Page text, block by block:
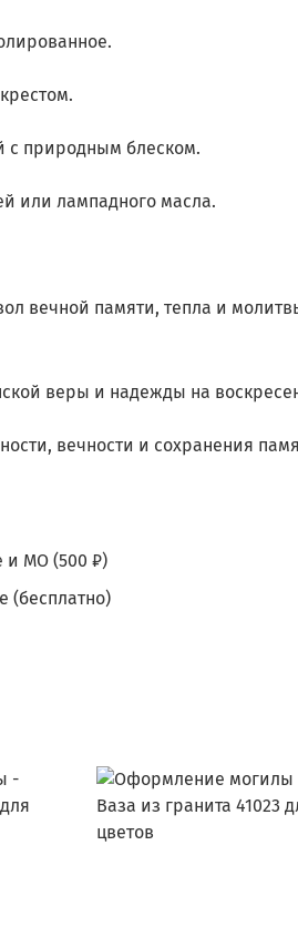
с природным блеском.
или лампадного масла.
вечной памяти, тепла и
веры и надежды на
вечности и сохранения
и МО (500 ₽)
(бесплатно)